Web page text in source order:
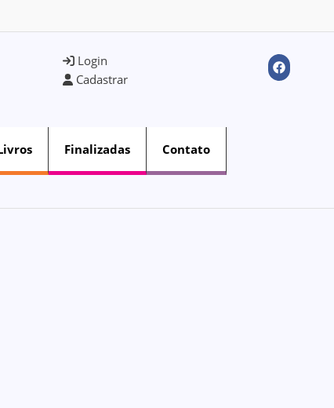
Login
Cadastrar
Finalizadas Contato